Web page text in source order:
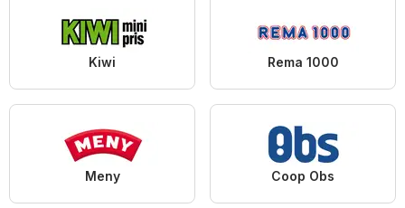
Kiwi Rema 1000
Meny Coop Obs